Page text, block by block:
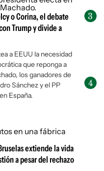
o Corina, el debate
Trump y divide a
a EEUU la necesidad
que reponga a
los ganadores de
Sánchez y el PP
España.
extiende la vida
a pesar del rechazo